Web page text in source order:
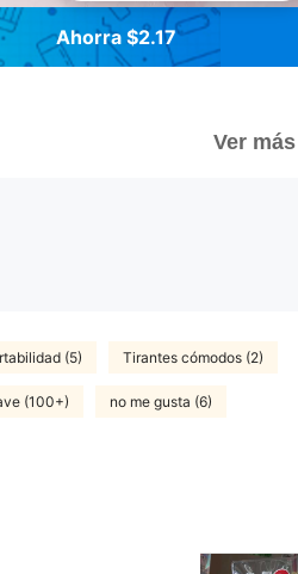
Ahorra $2.17
Ver más
(5) Tirantes cómodos (2)
(100+) no me gusta (6)